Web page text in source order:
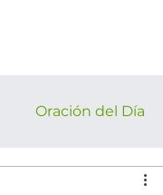
Oración del Día